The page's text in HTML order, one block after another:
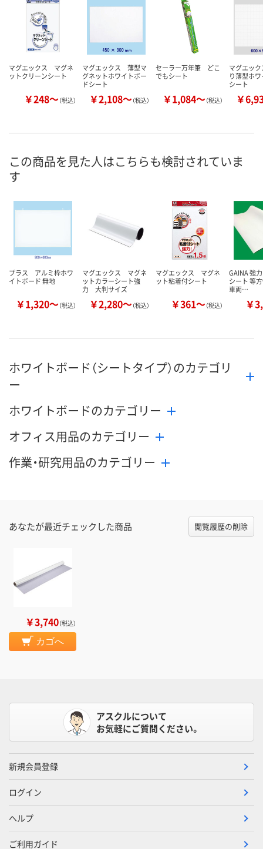
マグエックス マグネ
ットクリーンシート
￥248～（税込）
マグエックス 薄型マ
グネットホワイトボー
ドシート
￥2,108～（税込）
セーラー万年筆 どこ
でもシート
￥1,084～（税込）
マグエッ
り薄型ホ
シート
￥
この商品を見た人はこちらも検討されていま
す
プラス アルミ枠ホワ
イトボード 無地
￥1,320～（税込）
マグエックス マグネ
ットカラーシート強
力 大判サイズ
￥2,280～（税込）
マグエックス マグネ
ット粘着付シート
￥361～（税込）
GAINA 強
シート 等
車両…
￥
ホワイトボード（シートタイプ）のカテゴリ
ー
ホワイトボードのカテゴリー
オフィス用品のカテゴリー
作業・研究用品のカテゴリー
あなたが最近チェックした商品 閲覧履歴の削除
￥3,740（税込）
カゴへ
アスクルについて
お気軽にご質問ください。
新規会員登録
ログイン
ヘルプ
ご利用ガイド